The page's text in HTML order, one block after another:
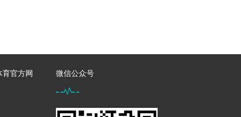
育官方网
微信公众号